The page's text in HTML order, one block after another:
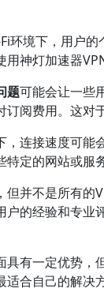
环境下，用户
神灯加速器
题可能会让一些
阅费用。这对
，连接速度可能
定的网站或服务
并不是所有的
户的经验和专业
有一定优势
合自己的解决方